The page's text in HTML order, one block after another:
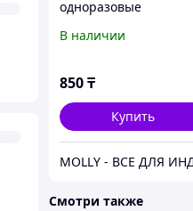
одноразовые
"Чистовье" 2,2 г.
В наличии
850₸
Купить
Смотри также